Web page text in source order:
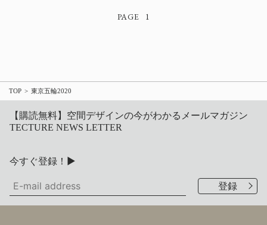
1
TOP 東京五輪2020
【購読無料】空間デザインの今がわかるメールマガジン
TECTURE NEWS LETTER
今すぐ登録！▶